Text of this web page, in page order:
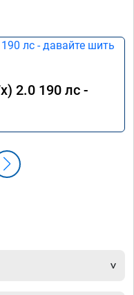
2.0 190 лс -